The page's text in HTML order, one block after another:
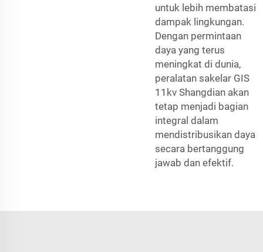
untuk lebih membatasi
dampak lingkungan.
Dengan permintaan
daya yang terus
meningkat di dunia,
peralatan sakelar GIS
11kv Shangdian akan
tetap menjadi bagian
integral dalam
mendistribusikan daya
secara bertanggung
jawab dan efektif.